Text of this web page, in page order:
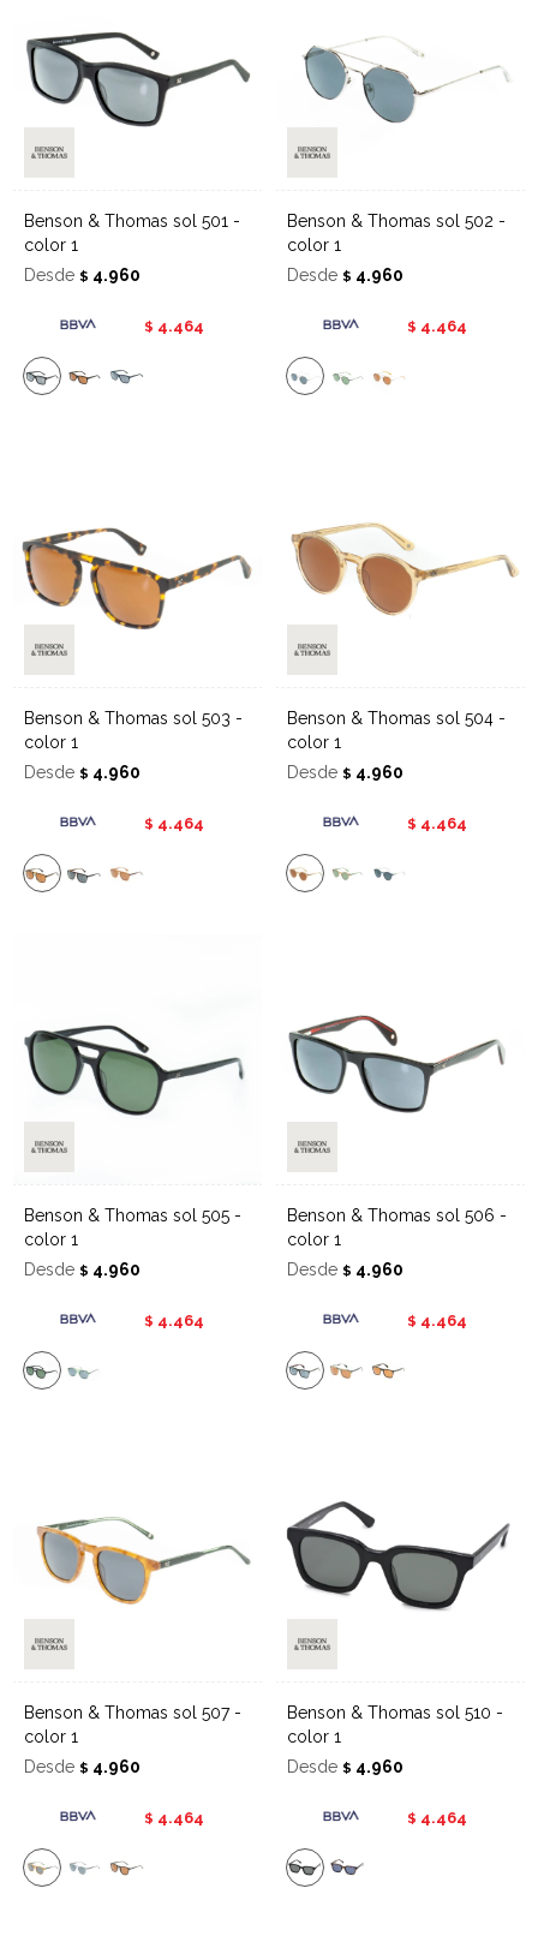
Benson & Thomas sol 501 -
color 1
Desde $ 4.960
$ 4.464
Benson & Thomas sol 502 -
color 1
Desde $ 4.960
$ 4.464
Benson & Thomas sol 503 -
color 1
Desde $ 4.960
$ 4.464
Benson & Thomas sol 504 -
color 1
Desde $ 4.960
$ 4.464
Benson & Thomas sol 505 -
color 1
Desde $ 4.960
$ 4.464
Benson & Thomas sol 506 -
color 1
Desde $ 4.960
$ 4.464
Benson & Thomas sol 507 -
color 1
Desde $ 4.960
$ 4.464
Benson & Thomas sol 510 -
color 1
Desde $ 4.960
$ 4.464